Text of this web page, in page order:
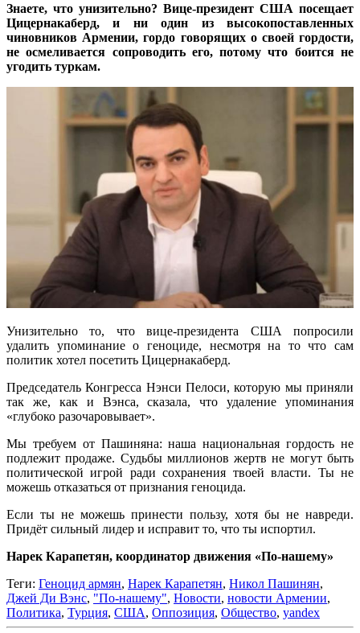
Знаете, что унизительно? Вице-президент США посещает
Цицернакаберд, и ни один из высокопоставленных
чиновников Армении, гордо говорящих о своей гордости,
не осмеливается сопроводить его, потому что боится не
угодить туркам.
Унизительно то, что вице-президента США попросили
удалить упоминание о геноциде, несмотря на то что сам
политик хотел посетить Цицернакаберд.
Председатель Конгресса Нэнси Пелоси, которую мы приняли
так же, как и Вэнса, сказала, что удаление упоминания
«глубоко разочаровывает».
Мы требуем от Пашиняна: наша национальная гордость не
подлежит продаже. Судьбы миллионов жертв не могут быть
политической игрой ради сохранения твоей власти. Ты не
можешь отказаться от признания геноцида.
Если ты не можешь принести пользу, хотя бы не навреди.
Придёт сильный лидер и исправит то, что ты испортил.
Нарек Карапетян, координатор движения «По-нашему»
Теги: Геноцид армян, Нарек Карапетян, Никол Пашинян,
Джей Ди Вэнс, "По-нашему", Новости, новости Армении,
Политика, Турция, США, Оппозиция, Общество, yandex